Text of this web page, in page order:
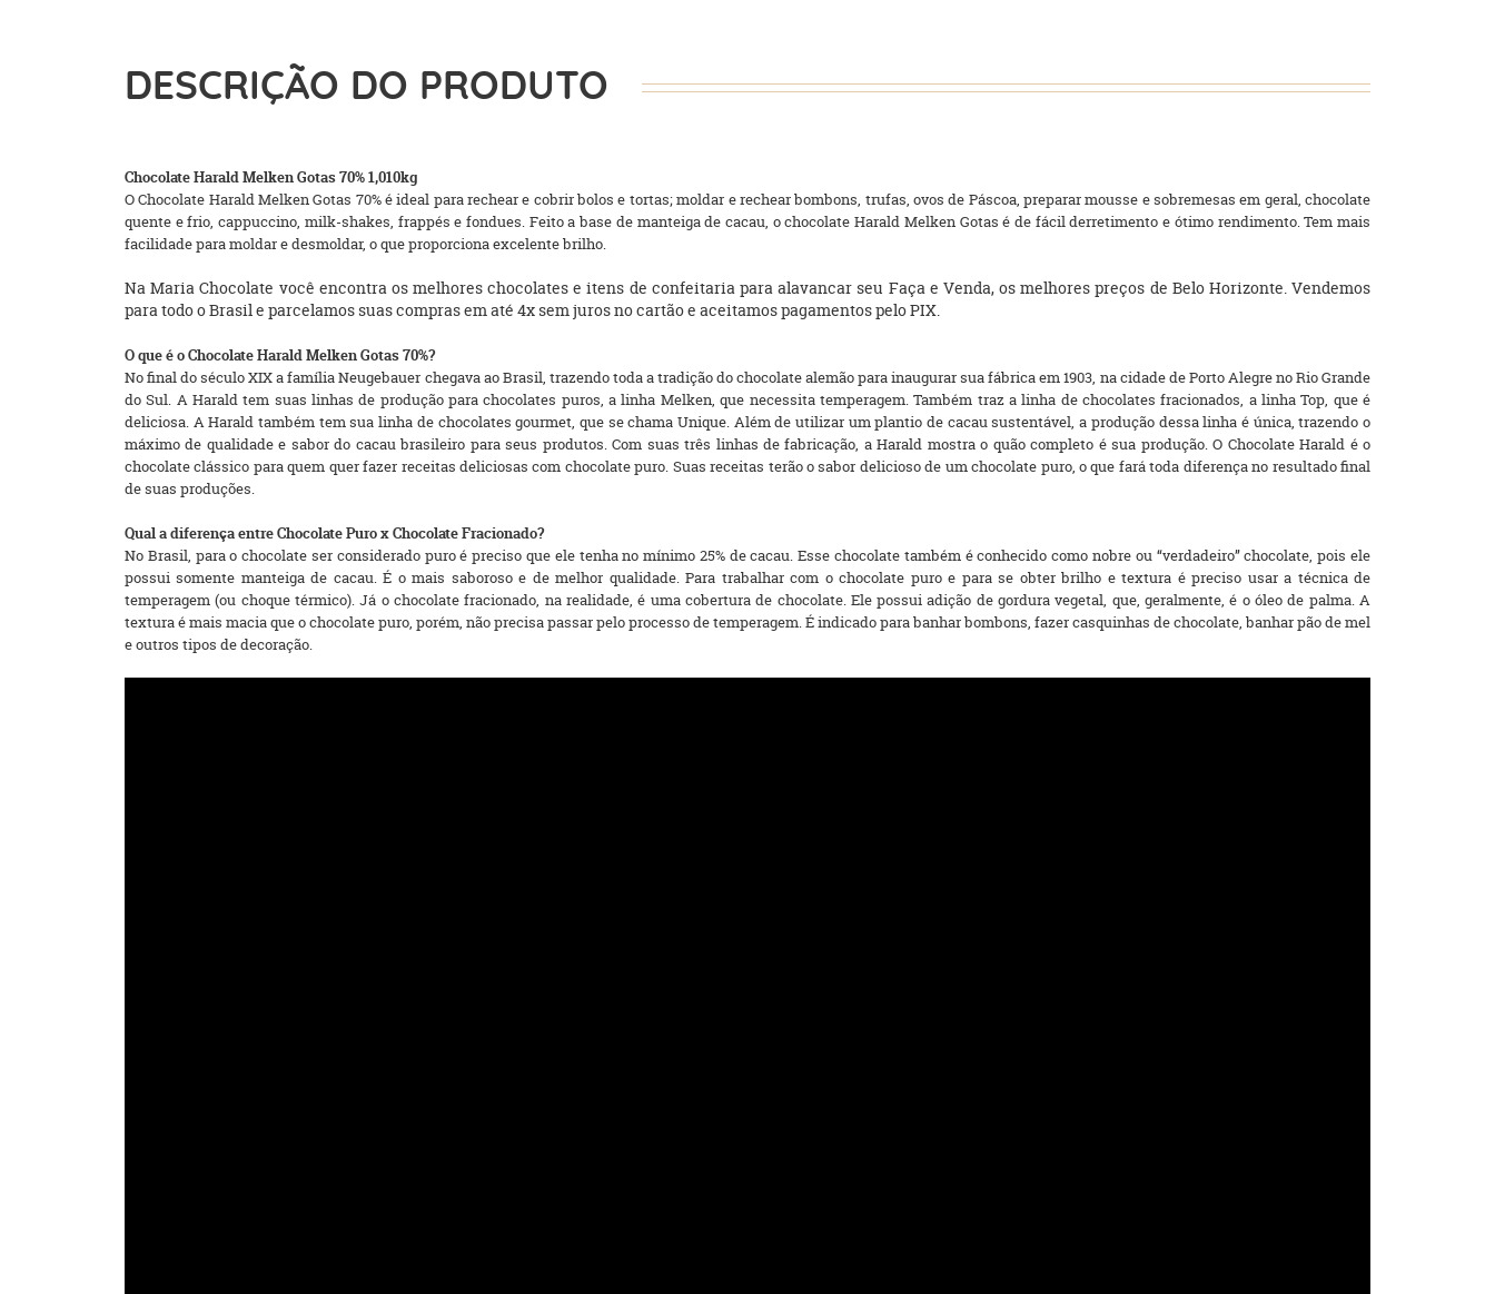
DESCRIÇÃO DO PRODUTO
Chocolate Harald Melken Gotas 70% 1,010kg
O Chocolate Harald Melken Gotas 70% é ideal para rechear e cobrir bolos e tortas; moldar e rechear bombons, trufas, ovos de Páscoa, preparar mousse e sobremesas em geral, chocolate
quente e frio, cappuccino, milk-shakes, frappés e fondues. Feito a base de manteiga de cacau, o chocolate Harald Melken Gotas é de fácil derretimento e ótimo rendimento. Tem mais
facilidade para moldar e desmoldar, o que proporciona excelente brilho.
Na Maria Chocolate você encontra os melhores chocolates e itens de confeitaria para alavancar seu Faça e Venda, os melhores preços de Belo Horizonte. Vendemos
para todo o Brasil e parcelamos suas compras em até 4x sem juros no cartão e aceitamos pagamentos pelo PIX.
O que é o Chocolate Harald Melken Gotas 70%?
No final do século XIX a família Neugebauer chegava ao Brasil, trazendo toda a tradição do chocolate alemão para inaugurar sua fábrica em 1903, na cidade de Porto Alegre no Rio Grande
do Sul. A Harald tem suas linhas de produção para chocolates puros, a linha Melken, que necessita temperagem. Também traz a linha de chocolates fracionados, a linha Top, que é
deliciosa. A Harald também tem sua linha de chocolates gourmet, que se chama Unique. Além de utilizar um plantio de cacau sustentável, a produção dessa linha é única, trazendo o
máximo de qualidade e sabor do cacau brasileiro para seus produtos. Com suas três linhas de fabricação, a Harald mostra o quão completo é sua produção. O Chocolate Harald é o
chocolate clássico para quem quer fazer receitas deliciosas com chocolate puro. Suas receitas terão o sabor delicioso de um chocolate puro, o que fará toda diferença no resultado final
de suas produções.
Qual a diferença entre Chocolate Puro x Chocolate Fracionado?
No Brasil, para o chocolate ser considerado puro é preciso que ele tenha no mínimo 25% de cacau. Esse chocolate também é conhecido como nobre ou “verdadeiro” chocolate, pois ele
possui somente manteiga de cacau. É o mais saboroso e de melhor qualidade. Para trabalhar com o chocolate puro e para se obter brilho e textura é preciso usar a técnica de
temperagem (ou choque térmico). Já o chocolate fracionado, na realidade, é uma cobertura de chocolate. Ele possui adição de gordura vegetal, que, geralmente, é o óleo de palma. A
textura é mais macia que o chocolate puro, porém, não precisa passar pelo processo de temperagem. É indicado para banhar bombons, fazer casquinhas de chocolate, banhar pão de mel
e outros tipos de decoração.